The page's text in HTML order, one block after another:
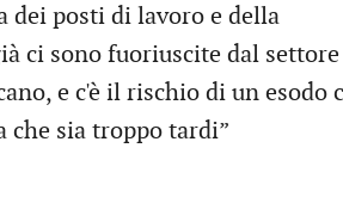
dei posti di lavoro e della
ci sono fuoriuscite dal
e c'è il rischio di un esodo
che sia troppo tardi”